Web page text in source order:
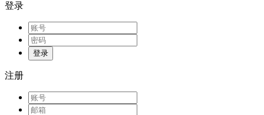
登录
登录
注册